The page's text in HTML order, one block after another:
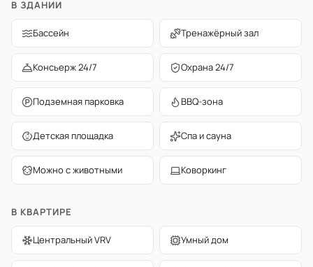
В ЗДАНИИ
Бассейн Тренажёрный зал
Консьерж 24/7 Охрана 24/7
Подземная парковка BBQ-зона
Детская площадка Спа и сауна
Можно с животными Коворкинг
В КВАРТИРЕ
Центральный VRV Умный дом